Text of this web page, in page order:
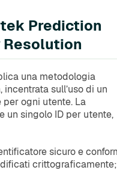
Prediction
una metodologia
sull’uso di un
ogni utente. La
un singolo ID per utente,
sicuro e
crittograficamente;